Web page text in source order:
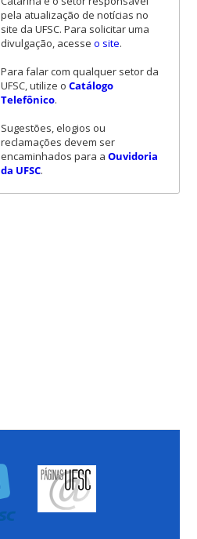
pela atualização de notícias no
site da UFSC. Para solicitar uma
divulgação, acesse o site.
Para falar com qualquer setor da
UFSC, utilize o Catálogo
Telefônico.
Sugestões, elogios ou
reclamações devem ser
encaminhados para a Ouvidoria
da UFSC.